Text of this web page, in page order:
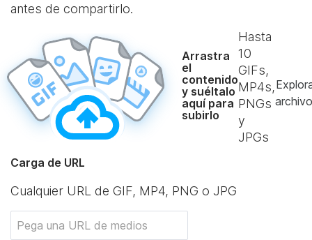
antes de compartirlo.
Arrastra
el
contenido
y suéltalo
aquí para
subirlo
Hasta
10
GIFs,
MP4s,
PNGs
y
JPGs
Carga de URL
Cualquier URL de GIF, MP4, PNG o JPG